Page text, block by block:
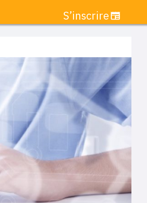
S’inscrire